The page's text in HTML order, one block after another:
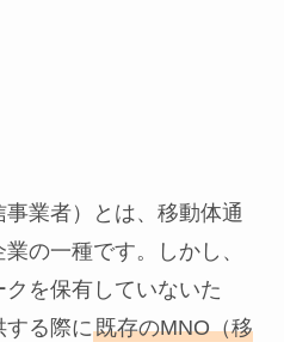
業者）とは、移動体通
の一種です。しかし、
を保有していないた
する際に既存のMNO（移